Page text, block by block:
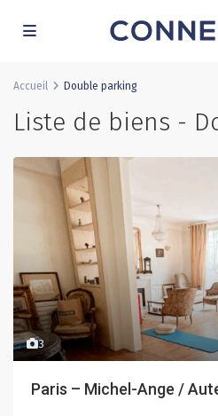
Accueil Double parking
Liste de biens -
3
Paris – Michel-Ange /